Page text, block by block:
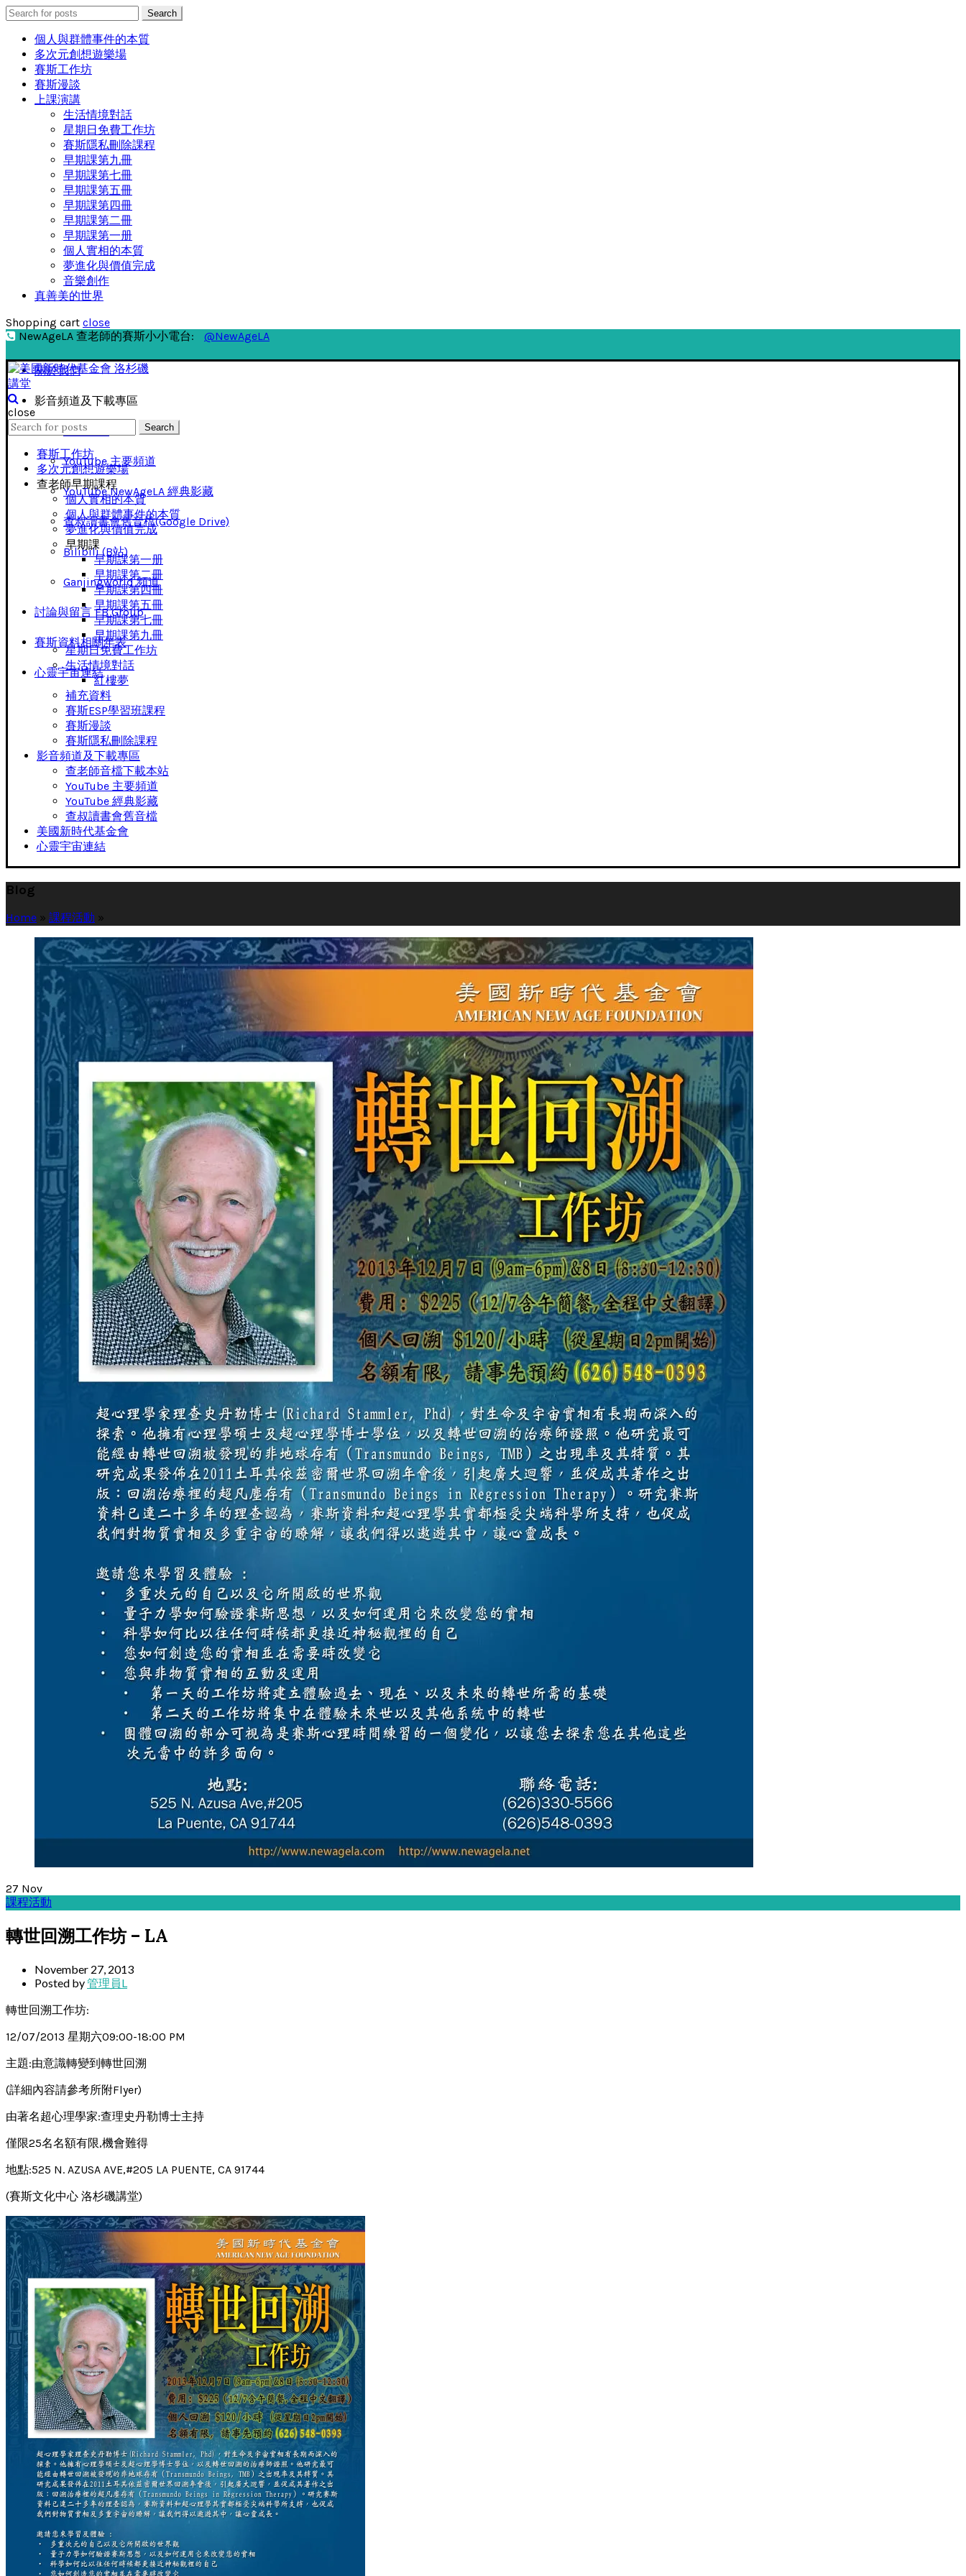
Search
for:
Search
個人與群體事件的本質
多次元創想遊樂場
賽斯工作坊
賽斯漫談
上課演講
生活情境對話
星期日免費工作坊
賽斯隱私刪除課程
早期課第九冊
早期課第七冊
早期課第五冊
早期課第四冊
早期課第二冊
早期課第一册
個人實相的本質
夢進化與價值完成
音樂創作
真善美的世界
Shopping cart close
NewAgeLA 查老師的賽斯小小電台:
@NewAgeLA
關於我們
影音頻道及下載專區
影音下載
YouTube 主要頻道
YouTube NewAgeLA 經典影藏
查叔讀書會舊音檔(Google Drive)
Bilibili (B站)
Ganjingworld 頻道
討論與留言 FB Group
賽斯資料相關年表
心靈宇宙連結
close
Search
for:
Search
賽斯工作坊
多次元創想遊樂場
查老師早期課程
個人實相的本質
個人與群體事件的本質
夢進化與價值完成
早期課
早期課第一册
早期課第二冊
早期課第四冊
早期課第五冊
早期課第七冊
早期課第九冊
星期日免費工作坊
生活情境對話
紅樓夢
補充資料
賽斯ESP學習班課程
賽斯漫談
賽斯隱私刪除課程
影音頻道及下載專區
查老師音檔下載本站
YouTube 主要頻道
YouTube 經典影藏
查叔讀書會舊音檔
美國新時代基金會
心靈宇宙連結
Blog
Home » 課程活動 »
27 Nov
課程活動
轉世回溯工作坊 – LA
November 27, 2013
Posted by管理員L
轉世回溯工作坊:
12/07/2013 星期六09:00-18:00 PM
主題:由意識轉變到轉世回溯
(詳細內容請參考所附Flyer)
由著名超心理學家:查理史丹勒博士主持
僅限25名名額有限,機會難得
地點:525 N. AZUSA AVE,#205 LA PUENTE, CA 91744
(賽斯文化中心 洛杉磯講堂)